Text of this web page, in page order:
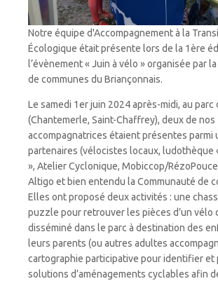
Notre équipe d'Accompagnement à la
Écologique était présente lors de la 1ère
l’évènement « Juin à vélo » organisée par
de communes du Briançonnais.
Le samedi 1er juin 2024 après-midi, au parc
(Chantemerle, Saint-Chaffrey), deux de nos
accompagnatrices étaient présentes parmi
partenaires (vélocistes locaux, ludothèque
», Atelier Cyclonique, Mobiccop/
Altigo et bien entendu la Communauté de
Elles ont proposé deux activités : une
puzzle pour retrouver les pièces d’un vélo
disséminé dans le parc à destination des
leurs parents (ou autres adultes
cartographie participative pour identifier et
solutions d’aménagements cyclables afin